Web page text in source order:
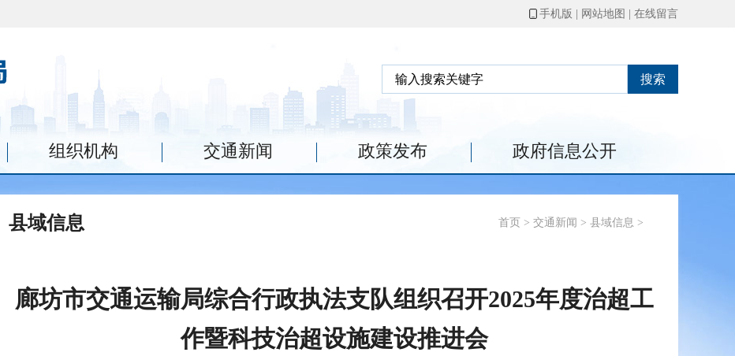
手机版 网站地图 在线留言
搜索
组织机构 交通新闻 政策发布 政府信息公开
县域信息 首页 > 交通新闻 > 县域信息 >
廊坊市交通运输局综合行政执法支队组织召开2025年度治超工
作暨科技治超设施建设推进会